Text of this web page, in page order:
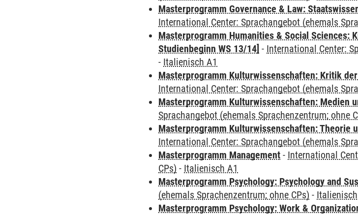
Masterprogramm Governance & Law:
International Center: Sprachangebot (ehemals
Masterprogramm Humanities & Social Sciences:
Studienbeginn WS 13/14] - International Center:
- Italienisch A1
Masterprogramm Kulturwissenschaften: Kritik
International Center: Sprachangebot (ehemals
Masterprogramm Kulturwissenschaften: Medien
Sprachangebot (ehemals Sprachenzentrum; ohne
Masterprogramm Kulturwissenschaften: Theorie
International Center: Sprachangebot (ehemals
Masterprogramm Management - International
CPs) - Italienisch A1
Masterprogramm Psychology: Psychology and
(ehemals Sprachenzentrum; ohne CPs) -
Masterprogramm Psychology: Work &